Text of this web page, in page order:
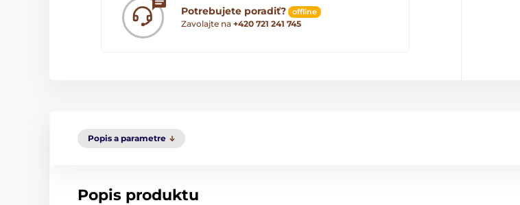
Potrebujete poradiť? offline
Zavolajte na +420 721 241 745
Popis a parametre
Popis produktu